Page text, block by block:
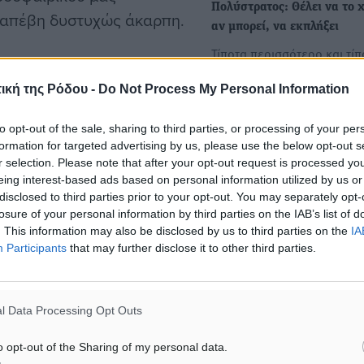
της Ρόδου - Do Not Process My Personal Information
opt-out of the sale, sharing to third parties, or processing of your
for targeted advertising by us, please use the below opt-out
selection. Please note that after your opt-out request is processed
interest-based ads based on personal information utilized by us
to third parties prior to your opt-out. You may separately
of your personal information by third parties on the IAB’s list of
This information may also be disclosed by us to third parties on the
Participants that may further disclose it to other third parties.
Data Processing Opt Outs
opt-out of the Sharing of my personal data.
δυστυχώς άκαρπη.
επανειλημμένες
μικρή και
της διοικητικής
αφήνει την
διάλυσης
τις επόμενες
εκ νέου
του χωριού. Στόχος
και να βρεθεί,
θα αποτρέψει το
Πολύστρατος: Θέλει να το
αν μπορεί, να εκπλήξει
Τίποτα περισσότερο και
το οποίο θα…